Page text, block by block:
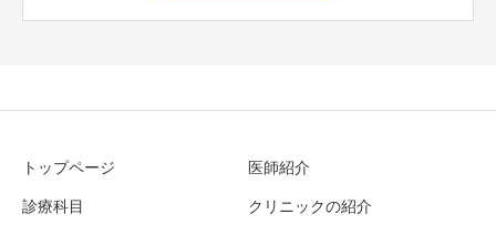
トップページ 医師紹介
診療科目 クリニックの紹介